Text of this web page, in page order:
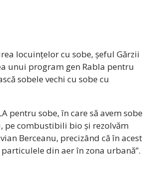
locuințelor cu sobe, șeful Gărzii
unui program gen Rabla pentru
sobele vechi cu sobe cu
pentru sobe, în care să avem sobe
pe combustibili bio și rezolvăm
Berceanu, precizând că în acest
din aer în zona urbană”.